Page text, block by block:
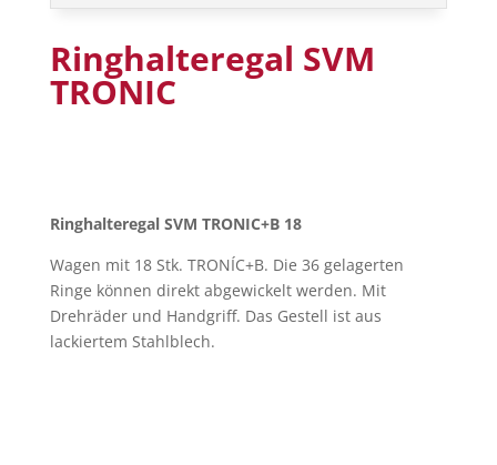
Ringhalteregal SVM
TRONIC
Ringhalteregal SVM TRONIC+B 18
Wagen mit 18 Stk. TRONÍC+B. Die 36 gelagerten
Ringe können direkt abgewickelt werden. Mit
Drehräder und Handgriff. Das Gestell ist aus
lackiertem Stahlblech.